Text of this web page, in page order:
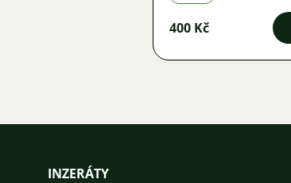
400 Kč
INZERÁTY